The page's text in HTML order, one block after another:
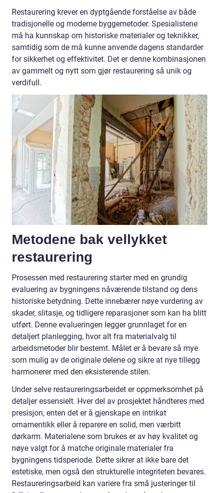
Restaurering krever en dyptgående forståelse av både
tradisjonelle og moderne byggemetoder. Spesialistene
må ha kunnskap om historiske materialer og teknikker,
samtidig som de må kunne anvende dagens standarder
for sikkerhet og effektivitet. Det er denne kombinasjonen
av gammelt og nytt som gjør restaurering så unik og
verdifull.
Metodene bak vellykket
restaurering
Prosessen med restaurering starter med en grundig
evaluering av bygningens nåværende tilstand og dens
historiske betydning. Dette innebærer nøye vurdering av
skader, slitasje, og tidligere reparasjoner som kan ha blitt
utført. Denne evalueringen legger grunnlaget for en
detaljert planlegging, hvor alt fra materialvalg til
arbeidsmetoder blir bestemt. Målet er å bevare så mye
som mulig av de originale delene og sikre at nye tillegg
harmonerer med den eksisterende stilen.
Under selve restaureringsarbeidet er oppmerksomhet på
detaljer essensielt. Hver del av prosjektet håndteres med
presisjon, enten det er å gjenskape en intrikat
ornamentikk eller å reparere en solid, men værbitt
dørkarm. Materialene som brukes er av høy kvalitet og
nøye valgt for å matche originale materialer fra
bygningens tidsperiode. Dette sikrer at ikke bare det
estetiske, men også den strukturelle integriteten bevares.
Restaureringsarbeid kan variere fra små justeringer til